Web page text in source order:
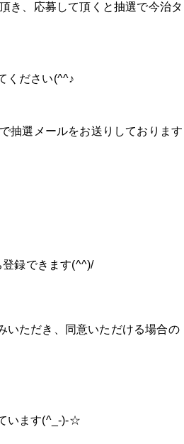
き、応募して頂くと抽選で今治タ
ください(^^♪
抽選メールをお送りしております
録できます(^^)/
いただき、同意いただける場合の
います(^_-)-☆